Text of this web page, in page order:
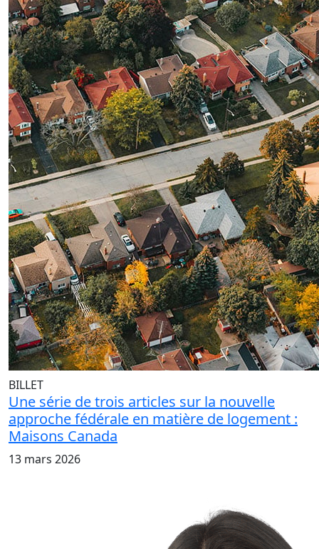
BILLET
Une série de trois articles sur la nouvelle
approche fédérale en matière de logement :
Maisons Canada
13 mars 2026